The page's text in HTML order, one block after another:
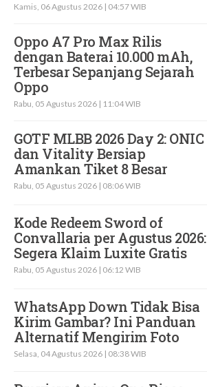
Kamis, 06 Agustus 2026 | 04:57 WIB
Oppo A7 Pro Max Rilis
dengan Baterai 10.000 mAh,
Terbesar Sepanjang Sejarah
Oppo
Rabu, 05 Agustus 2026 | 11:04 WIB
GOTF MLBB 2026 Day 2: ONIC
dan Vitality Bersiap
Amankan Tiket 8 Besar
Rabu, 05 Agustus 2026 | 08:06 WIB
Kode Redeem Sword of
Convallaria per Agustus 2026:
Segera Klaim Luxite Gratis
Rabu, 05 Agustus 2026 | 06:12 WIB
WhatsApp Down Tidak Bisa
Kirim Gambar? Ini Panduan
Alternatif Mengirim Foto
Selasa, 04 Agustus 2026 | 08:38 WIB